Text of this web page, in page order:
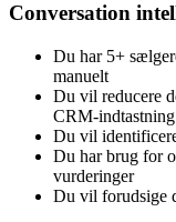
Conversation
Du har 5+
manuelt
Du vil reducere
CRM-indtastning
Du vil
Du har brug for
vurderinger
Du vil forudsige